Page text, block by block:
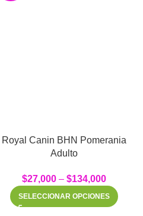
Royal Canin BHN Pomerania
Adulto
$27,000 –$134,000
SELECCIONAR OPCIONES